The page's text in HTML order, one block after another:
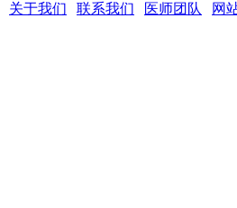
关于我们 联系我们 医师团队 网